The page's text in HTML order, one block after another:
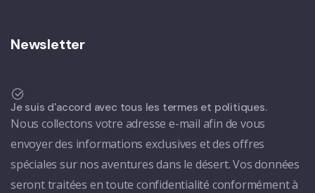
Newsletter
Je suis d'accord avec tous les termes et politiques.
Nous collectons votre adresse e-mail afin de vous
envoyer des informations exclusives et des offres
spéciales sur nos aventures dans le désert. Vos données
seront traitées en toute confidentialité conformément à